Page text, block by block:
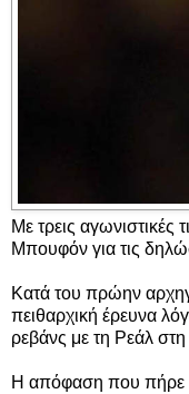
Με τρεις αγωνιστικές
Μπουφόν για τις
Κατά του πρώην
πειθαρχική έρευνα
ρεβάνς με τη Ρεάλ
Η απόφαση που πήρε